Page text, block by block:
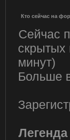
Кто сейчас на
Сейчас
скрытых
минут)
Больше
Легенда